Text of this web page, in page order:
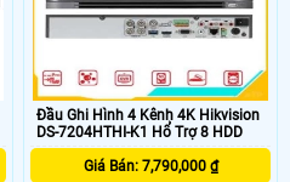
Đầu Ghi Hình 4 Kênh 4K Hikvision
DS-7204HTHI-K1 Hổ Trợ 8 HDD
Giá Bán: 7,790,000 ₫